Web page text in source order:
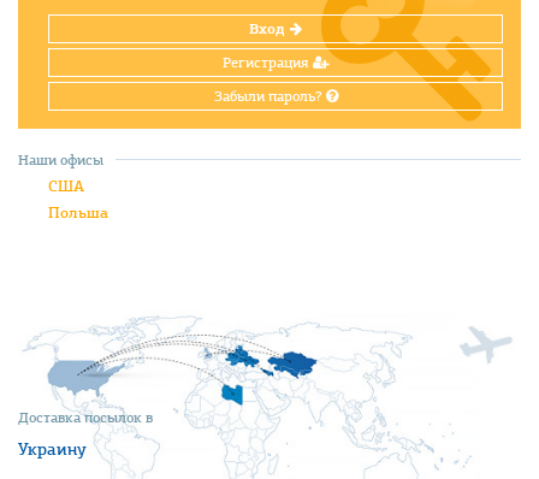
Вход
Регистрация
Забыли пароль?
Доставка посылок в
Украину
Наши офисы
США
Польша